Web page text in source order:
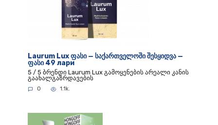
Laurum Lux ფასი — საქართველოში შესყიდვა —
ფასი 49 лари
5 / 5 ბრენდი Laurum Lux გამოყენების არეალი კანის
გაახალგაზრდავების
0 1.1k.